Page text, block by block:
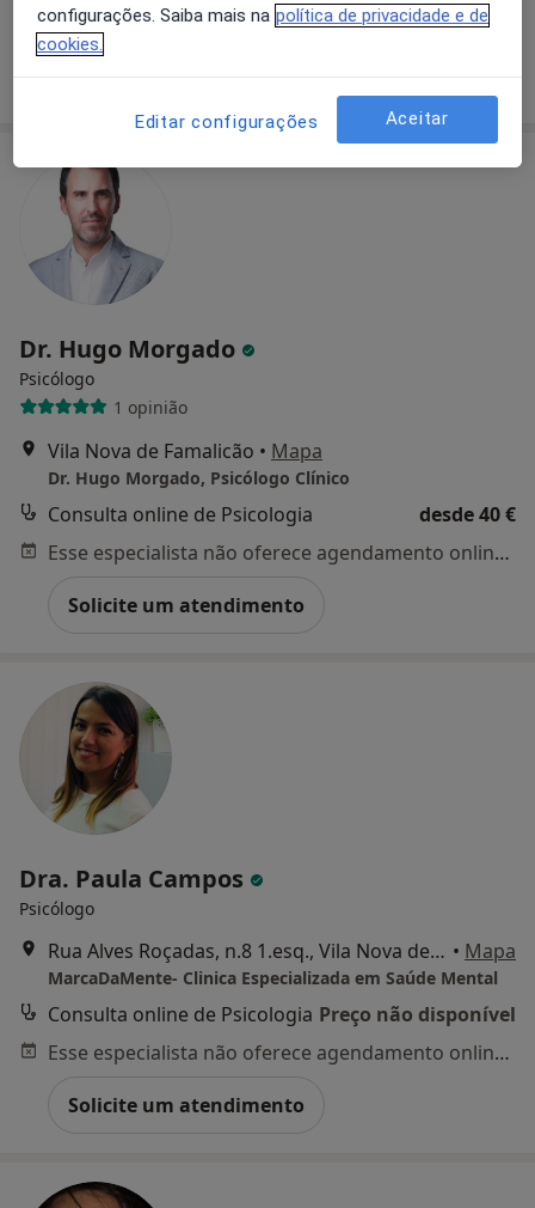
Dr. Hugo Morgado
Psicólogo
1 opinião
Vila Nova de Famalicão • Mapa
Dr. Hugo Morgado, Psicólogo Clínico
Consulta online de Psicologia
desde 40 €
Esse especialista não oferece agendamento online para esse endereço.
Solicite um atendimento
Dra. Paula Campos
Psicólogo
Rua Alves Roçadas, n.8 1.esq., Vila Nova de Famalicão • Mapa
MarcaDaMente- Clinica Especializada em Saúde Mental
Consulta online de Psicologia Preço não disponível
Esse especialista não oferece agendamento online para esse endereço.
Solicite um atendimento
configurações. Saiba mais na política de privacidade e de
cookies.
Editar configurações Aceitar